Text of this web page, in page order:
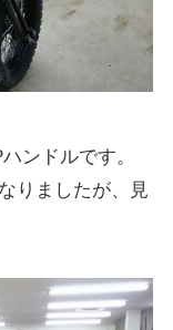
ンドルです。
りましたが、見